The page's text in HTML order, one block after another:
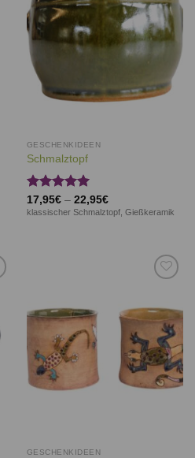
GESCHENKIDEEN
Schmalztopf
Bewertet
mit5.00
17,95€– 22,95€
klassischer Schmalztopf, Gießkeramik
GESCHENKIDEEN